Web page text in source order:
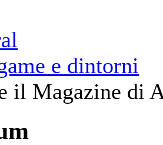
e dintorni
il Magazine di